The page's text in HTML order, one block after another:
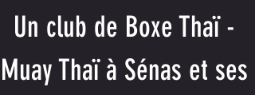
Un club de Boxe Thaï -
Muay Thaï à Sénas et ses